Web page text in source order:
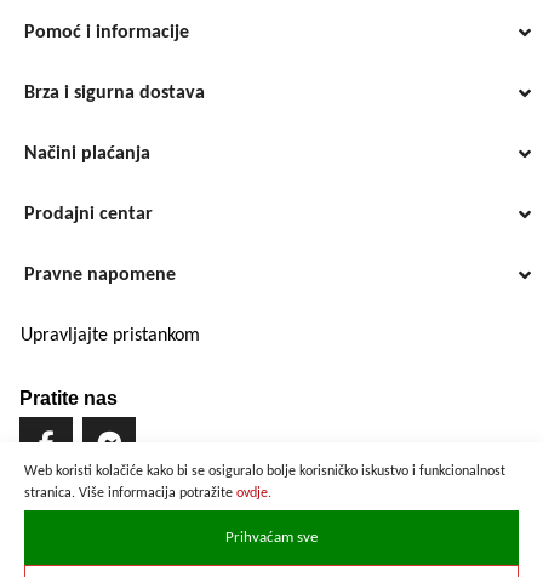
Web koristi kolačiće kako bi se osiguralo bolje korisničko iskustvo i funkcionalnost
stranica. Više informacija potražite ovdje.
Prihvaćam sve
Pomoć i informacije
Brza i sigurna dostava
Načini plaćanja
Prodajni centar
Pravne napomene
Upravljajte pristankom
Pratite nas
Brzo i sigurno plaćanje